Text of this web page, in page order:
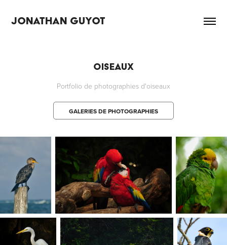
JONATHAN GUYOT
Oiseaux
Portfolio de photographies d'oiseaux
GALERIES DE PHOTOGRAPHIES